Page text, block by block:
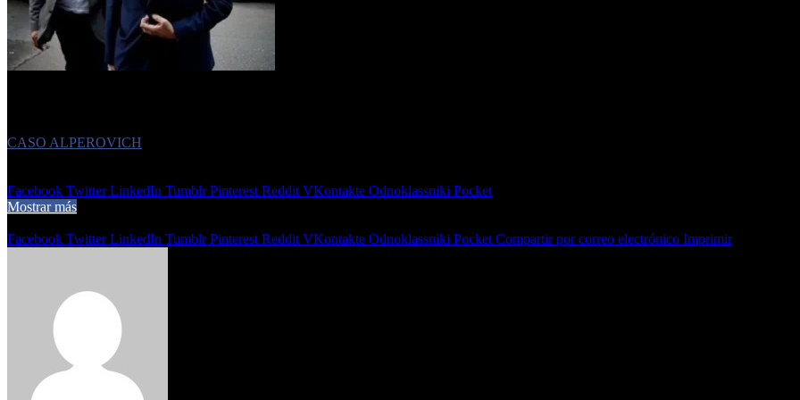
CASO ALPEROVICH
Facebook Twitter LinkedIn Tumblr Pinterest Reddit VKontakte Odnoklassniki Pocket
Mostrar más
Facebook Twitter LinkedIn Tumblr Pinterest Reddit VKontakte Odnoklassniki Pocket Compartir por correo electrónico Imprimir